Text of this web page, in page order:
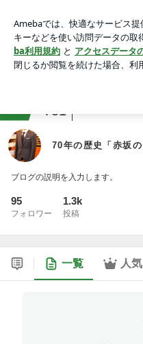
アプリをダウンロードして ブ
ょう。
751
70年の歴史「赤坂
ブログの説明を入力します。
95
フォロワー
1.3k
投稿
一覧 人気